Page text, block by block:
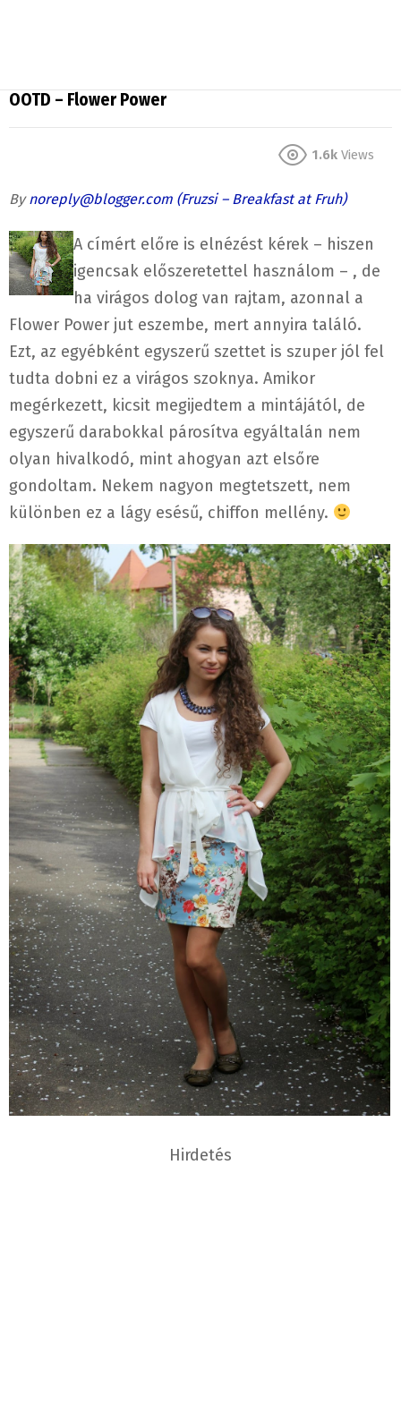
OOTD – Flower Power
1.6k Views
Bynoreply@blogger.com (Fruzsi – Breakfast at Fruh)
A címért előre is elnézést kérek – hiszen
igencsak előszeretettel használom – , de
ha virágos dolog van rajtam, azonnal a
Flower Power jut eszembe, mert annyira találó.
Ezt, az egyébként egyszerű szettet is szuper jól fel
tudta dobni ez a virágos szoknya. Amikor
megérkezett, kicsit megijedtem a mintájától, de
egyszerű darabokkal párosítva egyáltalán nem
olyan hivalkodó, mint ahogyan azt elsőre
gondoltam. Nekem nagyon megtetszett, nem
különben ez a lágy esésű, chiffon mellény.
Hirdetés